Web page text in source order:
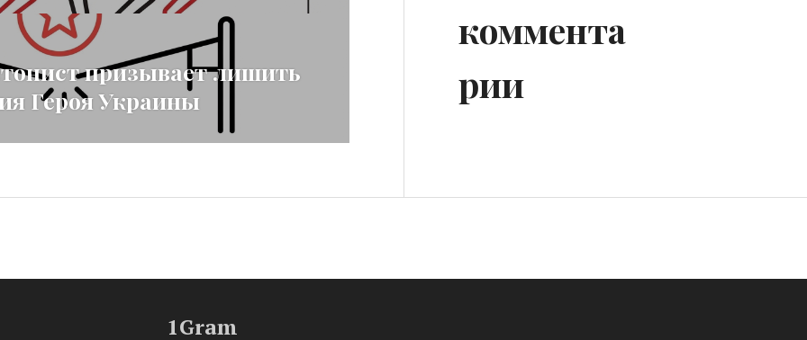
призывает лишить
Героя Украины
коммента
рии
1Gram